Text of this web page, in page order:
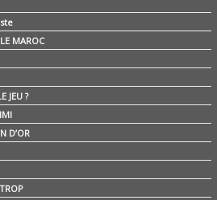
MAROC
JEU ?
D’OR